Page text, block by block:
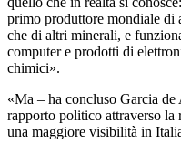
primo produttore mondiale di
che di altri minerali, e
computer e prodotti di
chimici».
«Ma – ha concluso Garcia
rapporto politico attraverso la
una maggiore visibilità in